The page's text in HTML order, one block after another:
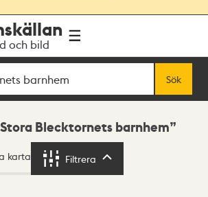
och bild
Sök
Stora Blecktornets barnhem
karta Filtrera